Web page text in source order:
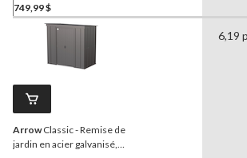
749,99 $
ArrowClassic - Remise de
jardin en acier galvanisé,
6,19